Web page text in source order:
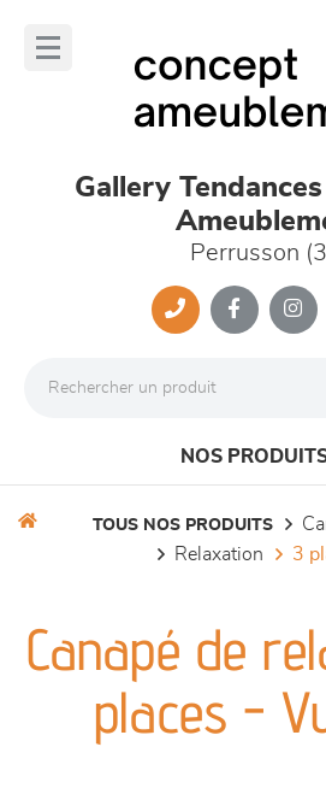
Gallery
Perrusson
NOS
séjours
meubles de complément
TOUS NOS PRODUITS
relaxation
3
Canapé de
places -